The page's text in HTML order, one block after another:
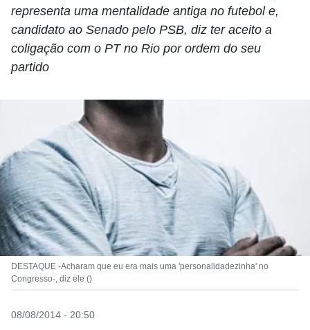
representa uma mentalidade antiga no futebol e,
candidato ao Senado pelo PSB, diz ter aceito a
coligação com o PT no Rio por ordem do seu
partido
DESTAQUE -Acharam que eu era mais uma 'personalidadezinha' no
Congresso-, diz ele ()
08/08/2014 - 20:50